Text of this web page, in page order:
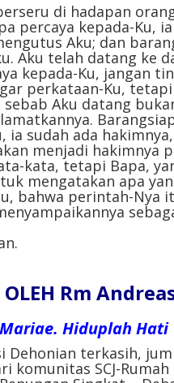
di hadapan
percaya kepada-Ku,
Aku; dan
Aku telah datang ke
kepada-Ku, jangan
perkataan-Ku,
Aku datang
ia sudah ada
menjadi hakimnya
kata, tetapi Bapa,
mengatakan apa
bahwa perintah-Nya
OLEH Rm
Hiduplah
Dehonian terkasih,
komunitas SCJ-